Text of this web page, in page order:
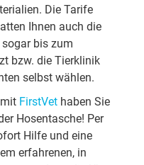
Die Tarife
Ihnen auch die
bis zum
bzw. die Tierklinik
selbst wählen.
FirstVet haben Sie
Hosentasche! Per
Hilfe und eine
erfahrenen, in